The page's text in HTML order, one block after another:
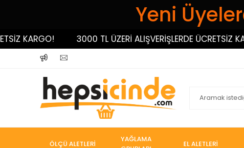
Yeni
KARGO! 3000 TL ÜZERİ ALIŞVERİŞLERDE ÜCRETSİZ
ÖLÇÜ ALETLERİ
YAĞLAMA
EL ALETLERİ